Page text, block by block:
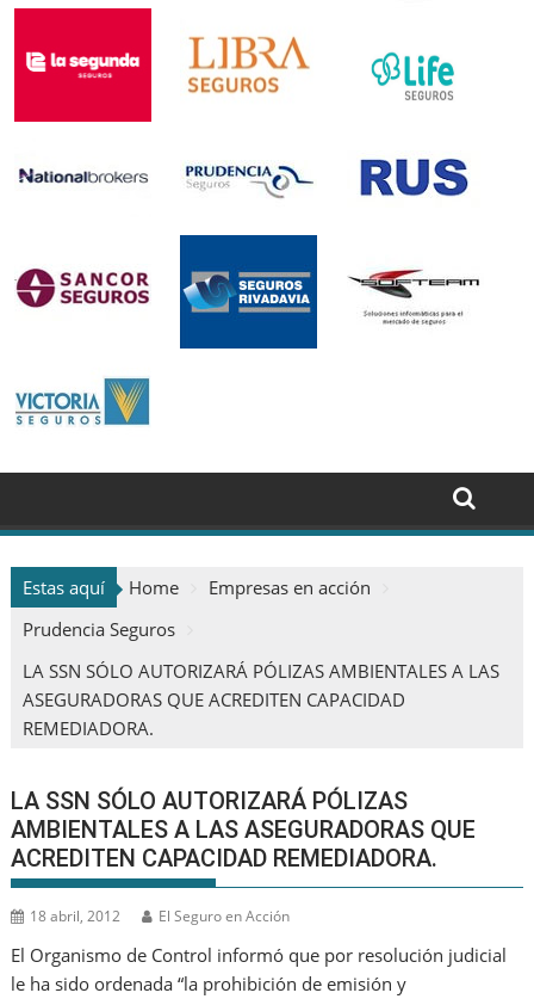
Estas aquí Home
Empresas en acción
Prudencia Seguros
LA SSN SÓLO AUTORIZARÁ PÓLIZAS AMBIENTALES A LAS
ASEGURADORAS QUE ACREDITEN CAPACIDAD
REMEDIADORA.
LA SSN SÓLO AUTORIZARÁ PÓLIZAS
AMBIENTALES A LAS ASEGURADORAS QUE
ACREDITEN CAPACIDAD REMEDIADORA.
18 abril, 2012 El Seguro en Acción
El Organismo de Control informó que por resolución judicial
le ha sido ordenada “la prohibición de emisión y